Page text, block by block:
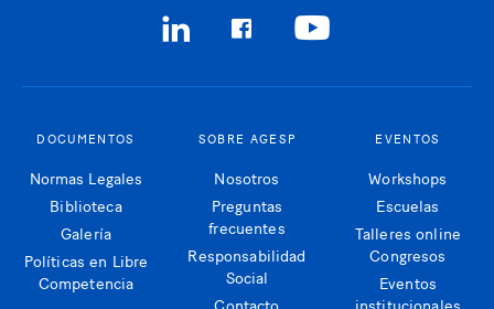
DOCUMENTOS
Normas Legales
Biblioteca
Galería
Políticas en Libre
Competencia
SOBRE AGESP
Nosotros
Preguntas
frecuentes
Responsabilidad
Social
Contacto
EVENTOS
Workshops
Escuelas
Talleres online
Congresos
Eventos
institucionales